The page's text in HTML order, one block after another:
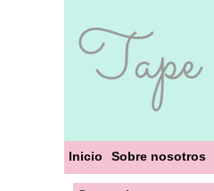
Inicio Sobre nosotros